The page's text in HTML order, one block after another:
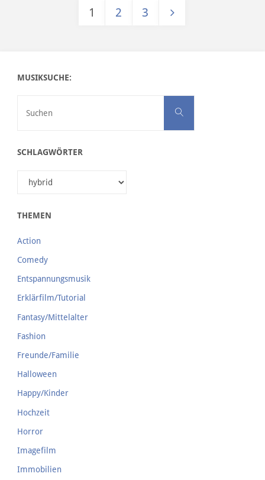
1 2 3
MUSIKSUCHE:
Suchen
SCHLAGWÖRTER
THEMEN
Action
Comedy
Entspannungsmusik
Erklärfilm/Tutorial
Fantasy/Mittelalter
Fashion
Freunde/Familie
Halloween
Happy/Kinder
Hochzeit
Horror
Imagefilm
Immobilien